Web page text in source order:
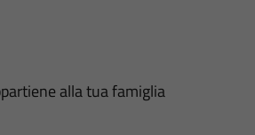
alla tua famiglia